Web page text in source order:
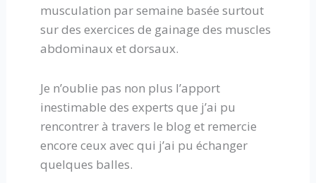
musculation par semaine basée surtout
sur des exercices de gainage des muscles
abdominaux et dorsaux.
Je n’oublie pas non plus l’apport
inestimable des experts que j’ai pu
rencontrer à travers le blog et remercie
encore ceux avec qui j’ai pu échanger
quelques balles.